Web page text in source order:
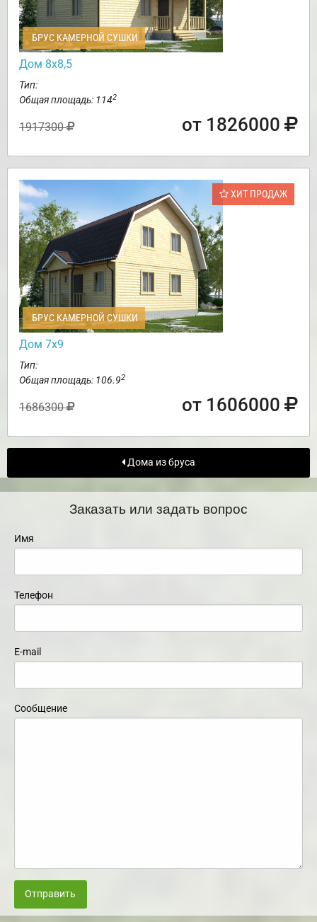
БРУС КАМЕРНОЙ СУШКИ
Дом 8х8,5
Тип:
Общая площадь: 1142
1917300 от 1826000
ХИТ ПРОДАЖ
БРУС КАМЕРНОЙ СУШКИ
Дом 7х9
Тип:
Общая площадь: 106.92
1686300 от 1606000
Дома из бруса
Заказать или задать вопрос
Имя
Телефон
E-mail
Сообщение
Отправить